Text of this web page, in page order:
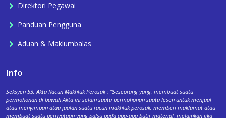
Direktori Pegawai
Panduan Pengguna
Aduan & Maklumbalas
Info
Seksyen 53, Akta Racun Makhluk Perosak : "Seseorang yang, membuat suatu
permohonan di bawah Akta ini selain suatu permohonan suatu lesen untuk menjual
atau menyimpan atau jualan suatu racun makhluk perosak, memberi maklumat atau
membuat suatu pernyataan yang palsu pada apa-apa butir material, melainkan jika